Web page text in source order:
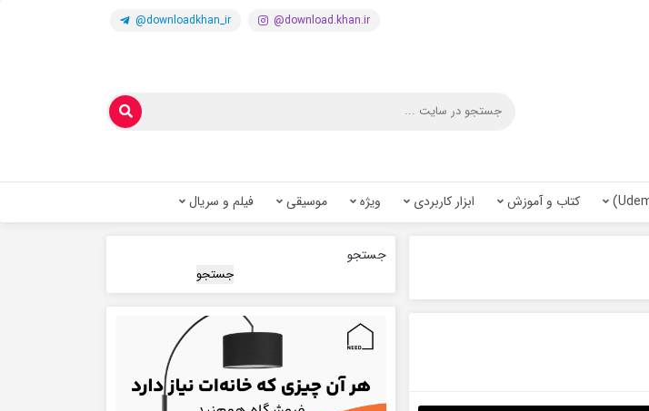
@download.khan.ir
@downloadkhan_ir
کتاب و آموزش ابزار کاربردی ویژه موسیقی فیلم و سریال
جستجو
جستجو